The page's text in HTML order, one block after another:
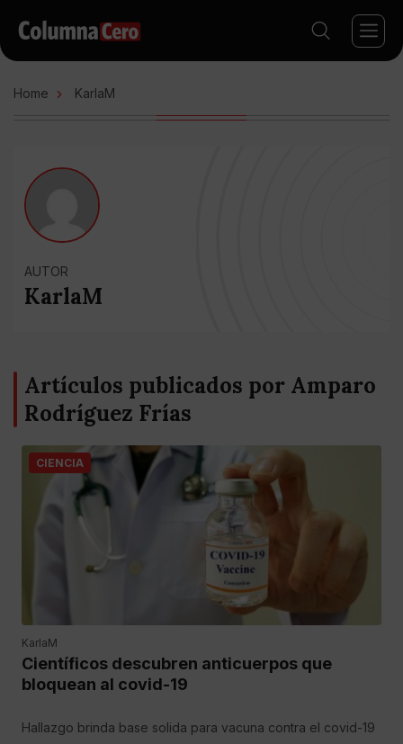
Home KarlaM
AUTOR
KarlaM
Artículos publicados por Amparo
Rodríguez Frías
CIENCIA
KarlaM
Científicos descubren anticuerpos que
bloquean al covid-19
Hallazgo brinda base solida para vacuna contra el covid-19